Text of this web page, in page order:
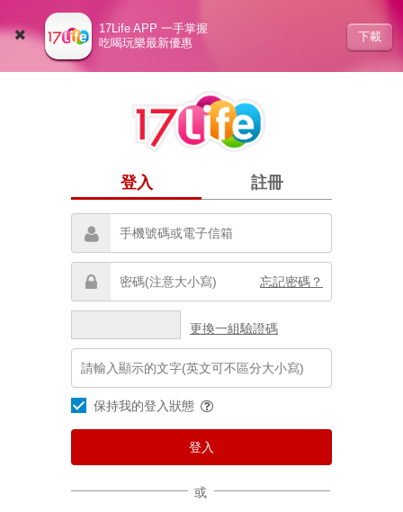
17Life APP 一手掌握
吃喝玩樂最新優惠
下載
登入 註冊
忘記密碼？
更換一組驗證碼
保持我的登入狀態
或